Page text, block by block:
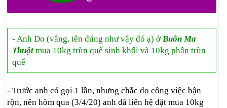
- Anh Do (vâng, tên đúng như vậy đó ạ) ởBuôn Ma
Thuột mua 10kg trùn quế sinh khối và 10kg phân trùn
quế
- Trước anh có gọi 1 lần, nhưng chắc do công việc bận
rộn, nên hôm qua (3/4/20) anh đã liên hệ đặt mua 10kg